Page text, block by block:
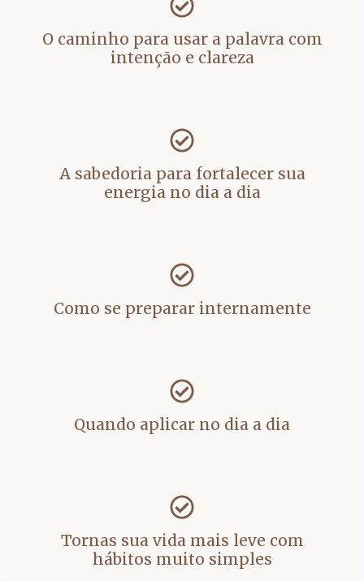
O caminho para usar a palavra com
intenção e clareza
A sabedoria para fortalecer sua
energia no dia a dia
Como se preparar internamente
Quando aplicar no dia a dia
Tornas sua vida mais leve com
hábitos muito simples